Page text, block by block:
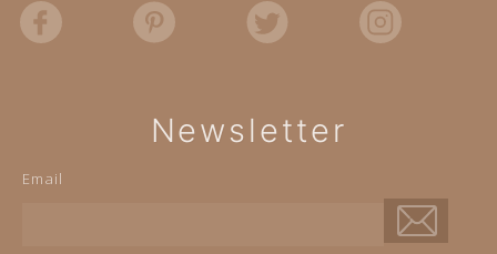
Newsletter
Email